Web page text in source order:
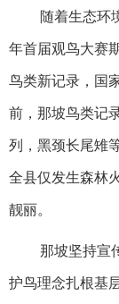
随着生态环
年首届观鸟大赛
鸟类新记录，国
前，那坡鸟类记
列，黑颈长尾雉
全县仅发生森林
靓丽。
那坡坚持宣
护鸟理念扎根基